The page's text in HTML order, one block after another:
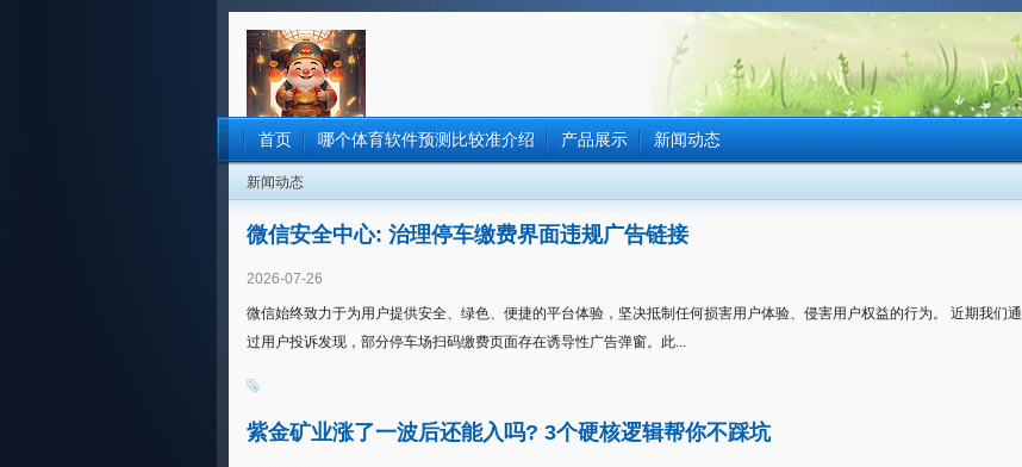
首页 哪个体育软件预测比较准介绍 产品展示 新闻动态
新闻动态
微信安全中心: 治理停车缴费界面违规广告链接
2026-07-26
微信始终致力于为用户提供安全、绿色、便捷的平台体验，坚决抵制任何损害用户体验、侵害用户权益的行为。 近期我们通
过用户投诉发现，部分停车场扫码缴费页面存在诱导性广告弹窗。此...
紫金矿业涨了一波后还能入吗? 3个硬核逻辑帮你不踩坑